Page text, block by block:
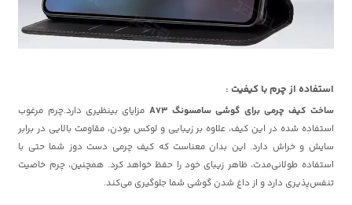
استفاده از چرم با کیفیت :
ساخت کیف چرمی برای گوشی سامسونگ A73
مزایای بینظیری دارد.چرم مرغوب
استفاده شده در این کیف، علاوه بر زیبایی و لوکس بودن، مقاومت بالایی در برابر
سایش و خراش دارد. این بدان معناست که کیف چرمی دست دوز شما حتی با
استفاده طولانی‌مدت، ظاهر زیبای خود را حفظ خواهد کرد. همچنین، چرم خاصیت
تنفس‌پذیری دارد و از داغ شدن گوشی شما جلوگیری می‌کند.